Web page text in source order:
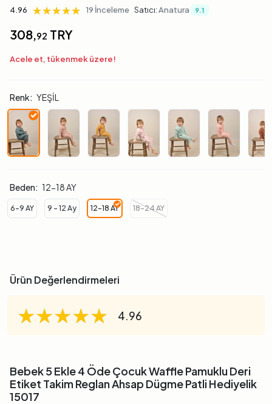
4.96 ★★★★★
★★★★★
★★★★★ 19 İnceleme Satıcı:Anatura 9.1
308,92 TRY
Acele et, tükenmek üzere!
Renk: YEŞİL
Beden: 12-18 AY
6-9 AY 9 - 12 Ay 12-18 AY 18-24 AY
Ürün Değerlendirmeleri
★★★★★
★★★★★
★★★★★ 4.96
Bebek 5 Ekle 4 Öde Çocuk Waffle Pamuklu Deri
Etiket Takim Reglan Ahsap Dügme Patli Hediyelik
15017